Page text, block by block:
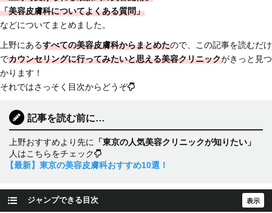
「美容皮膚科についてよくある質問」
などについてまとめました。
上野にあるすべての美容皮膚科からまとめたので、この記事を読むだけ
でカウンセリングに行ってみたいと思える美容クリニックがきっと見つ
かります！
それではさっそく目次からどうぞ
記事を読む前に…
上野おすすめより先に
「東京の人気美容クリニックが知りたい」
人はこちらをチェック
【最新】東京の美容皮膚科おすすめ10選！
ジャンプできる目次